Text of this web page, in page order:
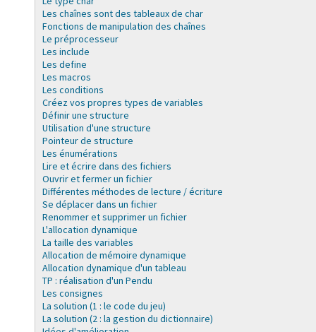
Les chaînes sont des tableaux de char
Fonctions de manipulation des chaînes
Le préprocesseur
Les include
Les define
Les macros
Les conditions
Créez vos propres types de variables
Définir une structure
Utilisation d'une structure
Pointeur de structure
Les énumérations
Lire et écrire dans des fichiers
Ouvrir et fermer un fichier
Différentes méthodes de lecture / écriture
Se déplacer dans un fichier
Renommer et supprimer un fichier
L'allocation dynamique
La taille des variables
Allocation de mémoire dynamique
Allocation dynamique d'un tableau
TP : réalisation d'un Pendu
Les consignes
La solution (1 : le code du jeu)
La solution (2 : la gestion du dictionnaire)